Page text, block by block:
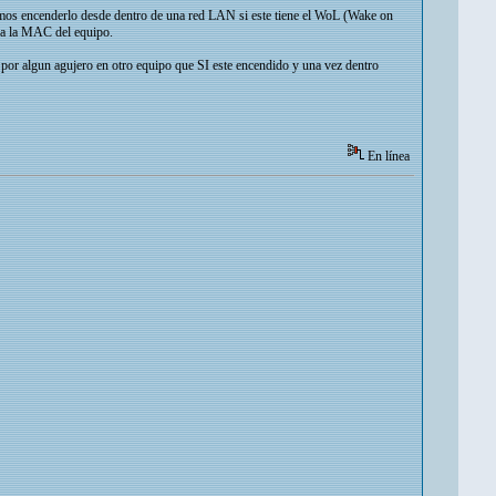
encenderlo desde dentro de una red LAN si este tiene el WoL (Wake on
la MAC del equipo.
algun agujero en otro equipo que SI este encendido y una vez dentro
En línea